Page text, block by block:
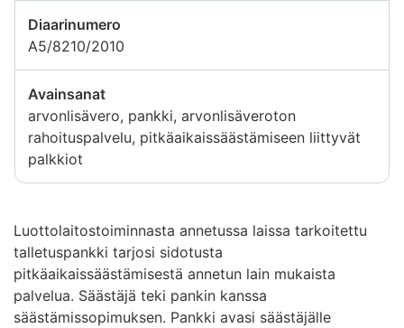
Diaarinumero
A5/8210/2010
Avainsanat
arvonlisävero, pankki, arvonlisäveroton
rahoituspalvelu, pitkäaikaissäästämiseen liittyvät
palkkiot
Luottolaitostoiminnasta annetussa laissa tarkoitettu
talletuspankki tarjosi sidotusta
pitkäaikaissäästämisestä annetun lain mukaista
palvelua. Säästäjä teki pankin kanssa
säästämissopimuksen. Pankki avasi säästäjälle